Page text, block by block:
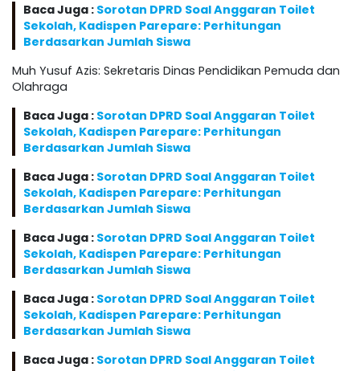
Baca Juga : Sorotan DPRD Soal Anggaran Toilet
Sekolah, Kadispen Parepare: Perhitungan
Berdasarkan Jumlah Siswa
Muh Yusuf Azis: Sekretaris Dinas Pendidikan Pemuda dan
Olahraga
Baca Juga : Sorotan DPRD Soal Anggaran Toilet
Sekolah, Kadispen Parepare: Perhitungan
Berdasarkan Jumlah Siswa
Baca Juga : Sorotan DPRD Soal Anggaran Toilet
Sekolah, Kadispen Parepare: Perhitungan
Berdasarkan Jumlah Siswa
Baca Juga : Sorotan DPRD Soal Anggaran Toilet
Sekolah, Kadispen Parepare: Perhitungan
Berdasarkan Jumlah Siswa
Baca Juga : Sorotan DPRD Soal Anggaran Toilet
Sekolah, Kadispen Parepare: Perhitungan
Berdasarkan Jumlah Siswa
Baca Juga : Sorotan DPRD Soal Anggaran Toilet